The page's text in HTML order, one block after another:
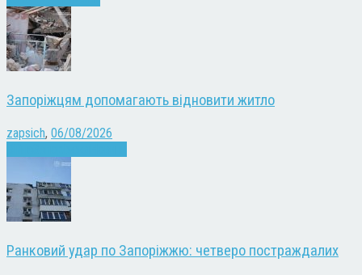
Запоріжцям допомагають відновити житло
zapsich, 06/08/2026
Ранковий удар по Запоріжжю: четверо постраждалих